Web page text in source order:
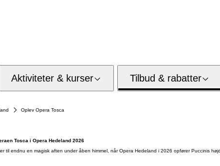
Aktiviteter & kurser Tilbud & rabatter
Oplev Opera Tosca
Tosca i Opera Hedeland 2026
til endnu en magisk aften under åben himmel, når Opera Hedeland i 2026 opfører Puccinis